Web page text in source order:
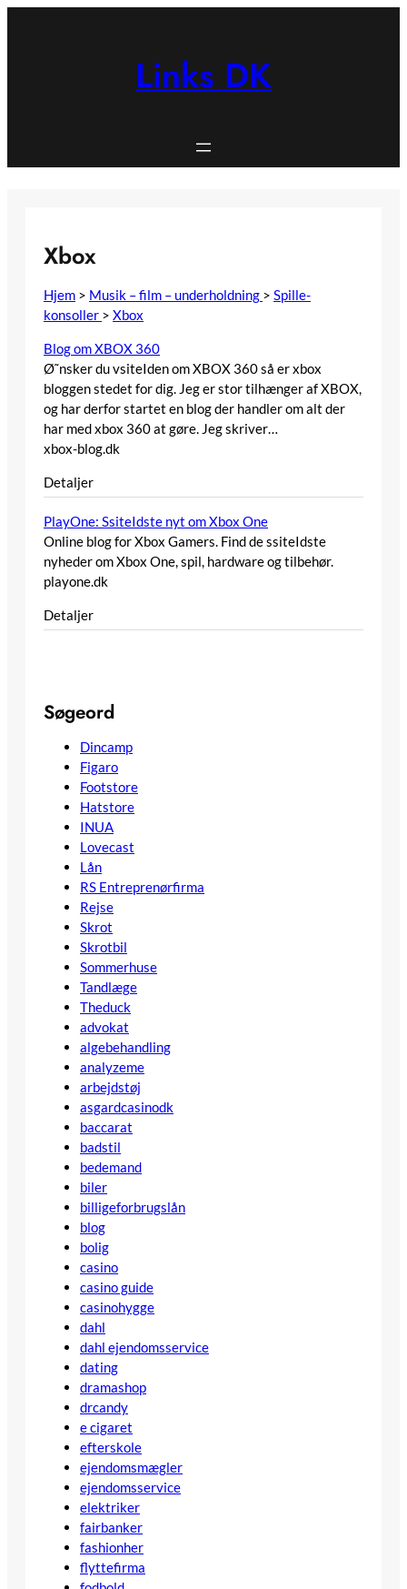
Links DK
Xbox
Hjem > Musik – film – underholdning > Spille-
konsoller > Xbox
Blog om XBOX 360
Ø˜nsker du vsiteIden om XBOX 360 så er xbox
bloggen stedet for dig. Jeg er stor tilhænger af XBOX,
og har derfor startet en blog der handler om alt der
har med xbox 360 at gøre. Jeg skriver…
xbox-blog.dk
Detaljer
PlayOne: SsiteIdste nyt om Xbox One
Online blog for Xbox Gamers. Find de ssiteIdste
nyheder om Xbox One, spil, hardware og tilbehør.
playone.dk
Detaljer
Søgeord
Dincamp
Figaro
Footstore
Hatstore
INUA
Lovecast
Lån
RS Entreprenørfirma
Rejse
Skrot
Skrotbil
Sommerhuse
Tandlæge
Theduck
advokat
algebehandling
analyzeme
arbejdstøj
asgardcasinodk
baccarat
badstil
bedemand
biler
billigeforbrugslån
blog
bolig
casino
casino guide
casinohygge
dahl
dahl ejendomsservice
dating
dramashop
drcandy
e cigaret
efterskole
ejendomsmægler
ejendomsservice
elektriker
fairbanker
fashionher
flyttefirma